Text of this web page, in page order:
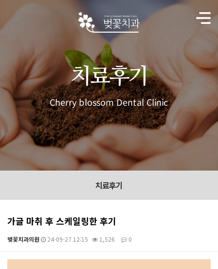
치료후기
Cherry blossom Dental Clinic
치료후기
가글 마취 후 스케일링한 후기
벚꽃치과의원 24-09-27 12:15 1,526 0